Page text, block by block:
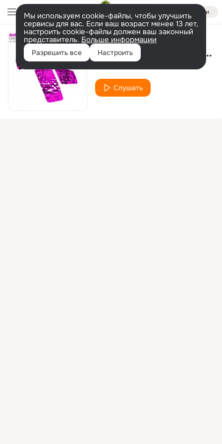
Войти
Мы используем cookie-файлы, чтобы улучшить
сервисы для вас. Если ваш возраст менее 13 лет,
настроить cookie-файлы должен ваш законный
представитель. Больше информации
Разрешить все Настроить One Wish (Original Mix)
Слушать